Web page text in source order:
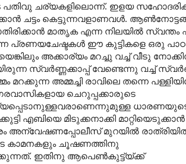
പതിവു ചര്യകളിലൊന്ന്. ഇളയ
ചട്ടം കെട്ടുന്നവളാണവൾ.
മാതൃക എന്ന നിലയിൽ
പ്രണയചേഷ്ടകൾ ഈ കുട്ടികളെ ഒരു
അക്കാര്യം മറച്ചു വച്ച് വീടു
സ്വർണ്ണക്കാപ്പ് വേണ്ടെന്നു വച്ച്
അമ്മച്ചി രാവിലെ തന്നെ
ചെറുപ്പക്കാരുടെ
എബിയെ മിടുക്കനാക്കി
അന്വേഷണപ്പോലീസ് മുറയിൽ
കാമനകളും ചൂഷണത്തിനു
ഇതിനു ആപെൺകുട്ട്യ്ക്ക്